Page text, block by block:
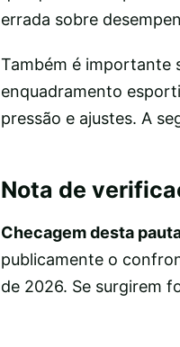
errada sobre
Também é importante
enquadramento
pressão e ajustes. A
Nota de
Checagem desta
publicamente o
de 2026. Se surgirem